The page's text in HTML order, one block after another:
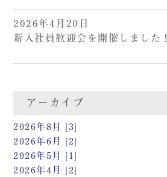
2026年4月20日
新入社員歓迎会を開催しました！
アーカイブ
2026年8月 [3]
2026年6月 [2]
2026年5月 [1]
2026年4月 [2]